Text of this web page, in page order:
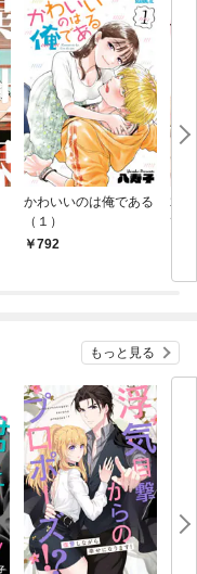
かわいいのは俺である
（１）
792
君
て
もっと見る